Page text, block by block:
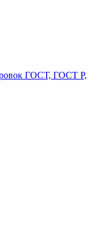
ГОСТ, ГОСТ Р,